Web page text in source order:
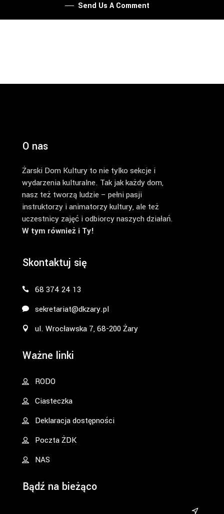
Send Us A Comment
O nas
Żarski Dom Kultury to nie tylko sekcje i
wydarzenia kulturalne. Tak jak każdy dom,
nasz też tworzą ludzie – pełni pasji
instruktorzy i animatorzy kultury, ale też
uczestnicy zajęć i odbiorcy naszych działań.
W tym również i Ty!
Skontaktuj się
68 374 24 13
sekretariat@dkzary.pl
ul. Wrocławska 7, 68-200 Żary
Ważne linki
RODO
Ciasteczka
Deklaracja dostępności
Poczta ŻDK
NAS
Bądź na bieżąco
&